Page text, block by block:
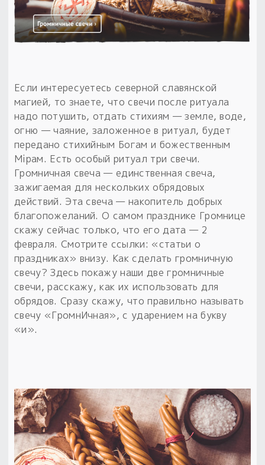
Обрядовые предметы
Расходные материалы
Сундучок
Об авторе и издательстве
Наборы для книг
Гадание он-лайн
Приложение для гадания
Предметы
Магические наборы
Расходные материалы
С чего начать?
Новые книги
в лавке!
«Резы Рода. Нежиты» и «Резы
Рода.Духи-Хозяева» с колодами
толковники со значениями, раскладами,
толкованиями колод
Пыльный сундучок
большое обновление
Товары со скидкой
Безоплатная доставка
на заказ от 4 тыс. руб. со скидкой
Оберег в подарок
к заказу от 3 тыс. руб.
Если интересуетесь северной славянской
магией, то знаете, что свечи после ритуала
надо потушить, отдать стихиям — земле, воде,
огню — чаяние, заложенное в ритуал, будет
передано стихийным Богам и божественным
Мiрам. Есть особый ритуал три свечи.
Громничная свеча — единственная свеча,
зажигаемая для нескольких обрядовых
действий. Эта свеча — накопитель добрых
благопожеланий. О самом празднике Громнице
скажу сейчас только, что его дата — 2
февраля. Смотрите ссылки: «статьи о
праздниках» внизу. Как сделать громничную
свечу? Здесь покажу наши две громничные
свечи, расскажу, как их использовать для
обрядов. Сразу скажу, что правильно называть
свечу «ГромнИчная», с ударением на букву
«и».